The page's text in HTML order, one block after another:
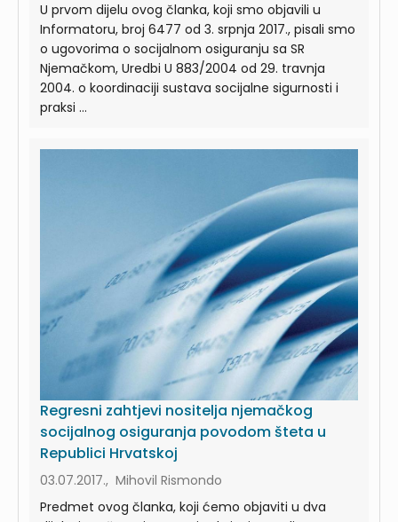
U prvom dijelu ovog članka, koji smo objavili u
Informatoru, broj 6477 od 3. srpnja 2017., pisali smo
o ugovorima o socijalnom osiguranju sa SR
Njemačkom, Uredbi U 883/2004 od 29. travnja
2004. o koordinaciji sustava socijalne sigurnosti i
praksi ...
Regresni zahtjevi nositelja njemačkog
socijalnog osiguranja povodom šteta u
Republici Hrvatskoj
03.07.2017., Mihovil Rismondo
Predmet ovog članka, koji ćemo objaviti u dva